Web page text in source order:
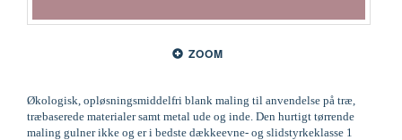
ZOOM
Økologisk, opløsningsmiddelfri blank maling til anvendelse på træ,
træbaserede materialer samt metal ude og inde. Den hurtigt tørrende
maling gulner ikke og er i bedste dækkeevne- og slidstyrkeklasse 1